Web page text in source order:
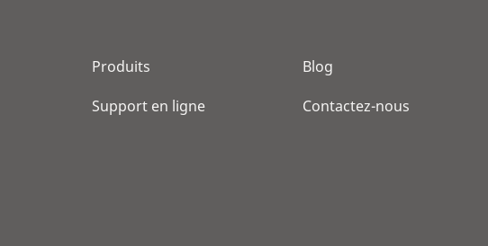
Produits
Support en ligne
Blog
Contactez-nous